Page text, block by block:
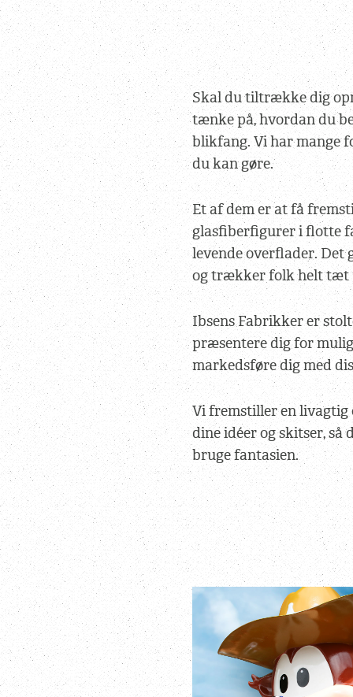
Skal du tiltrække dig
tænke på, hvordan du
blikfang. Vi har mange
du kan gøre.
Et af dem er at få
glasfiberfigurer i flotte
levende overflader. Det
og trækker folk helt tæt
Ibsens Fabrikker er
præsentere dig for
markedsføre dig med
Vi fremstiller en
dine idéer og skitser, så
bruge fantasien.